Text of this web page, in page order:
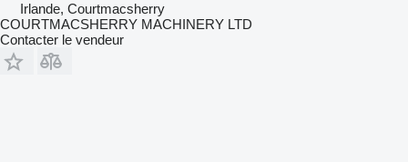
Irlande, Courtmacsherry
COURTMACSHERRY MACHINERY LTD
Contacter le vendeur